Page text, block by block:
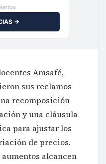
→
Amsafé,
sus reclamos
recomposición
y una cláusula
para ajustar los
de precios.
alcancen